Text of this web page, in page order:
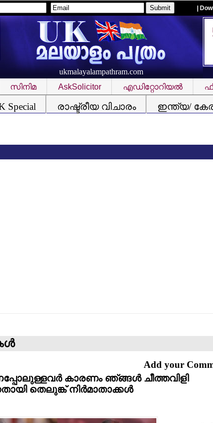
|
ukmalayalampathram.com
സിനിമ AskSolicitor എഡിറ്റോറിയല്‍
Special രാഷ്ട്രീയ വിചാരം
ഇന്ത്യ/
Add your
കാരണം ഞ്ങ്ങള്‍ ചീത്തവിളി
തെലുങ്ക് നിര്‍മാതാക്കള്‍